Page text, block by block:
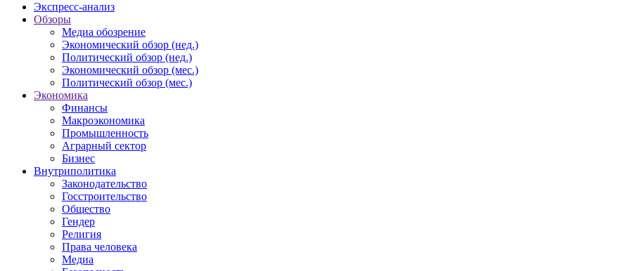
Экспресс-анализ
Обзоры
Медиа обозрение
Экономический обзор (нед.)
Политический обзор (нед.)
Экономический обзор (мес.)
Политический обзор (мес.)
Экономика
Финансы
Макроэкономика
Промышленность
Аграрный сектор
Бизнес
Внутриполитика
Законодательство
Госстроительство
Общество
Гендер
Религия
Права человека
Медиа